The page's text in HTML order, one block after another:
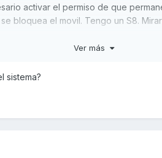
activar el permiso de que
bloquea el movil. Tengo un S8.
Ver más
sistema?